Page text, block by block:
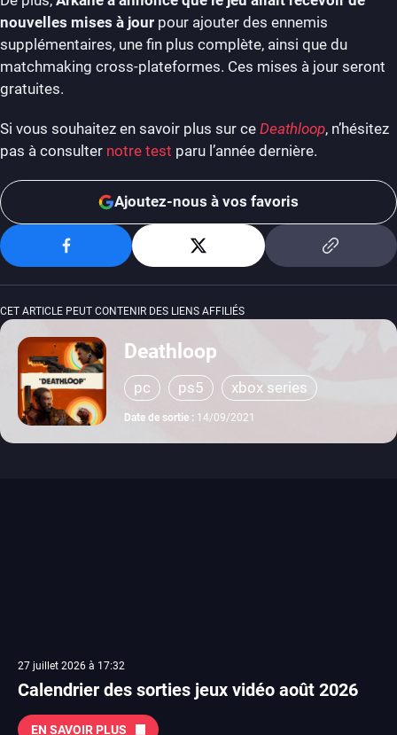
nouvelles mises à jour pour ajouter des ennemis
supplémentaires, une fin plus complète, ainsi que du
matchmaking cross-plateformes. Ces mises à jour seront
gratuites.
Si vous souhaitez en savoir plus sur ce Deathloop, n’hésitez
pas à consulter notre test paru l’année dernière.
Ajoutez-nous à vos favoris
CET ARTICLE PEUT CONTENIR DES LIENS AFFILIÉS
Deathloop
pc ps5 xbox series
Date de sortie : 14/09/2021
27 juillet 2026 à 17:32
Calendrier des sorties jeux vidéo août 2026
EN SAVOIR PLUS